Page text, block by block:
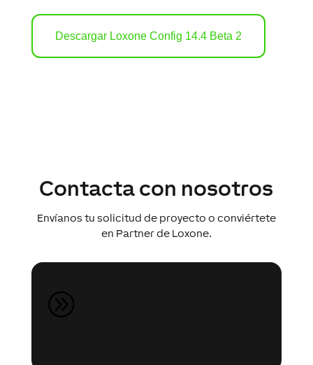
Descargar Loxone Config 14.4 Beta 2
Contacta con nosotros
Envíanos tu solicitud de proyecto o conviértete
en Partner de Loxone.